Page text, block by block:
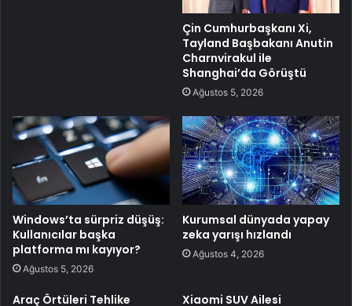
Çin Cumhurbaşkanı Xi,
Tayland Başbakanı Anutin
Charnvirakul ile
Shanghai’da Görüştü
Ağustos 5, 2026
Windows’ta sürpriz düşüş:
Kullanıcılar başka
platforma mı kayıyor?
Ağustos 5, 2026
Kurumsal dünyada yapay
zeka yarışı hızlandı
Ağustos 4, 2026
Araç Örtüleri Tehlike Xiaomi SUV Ailesi